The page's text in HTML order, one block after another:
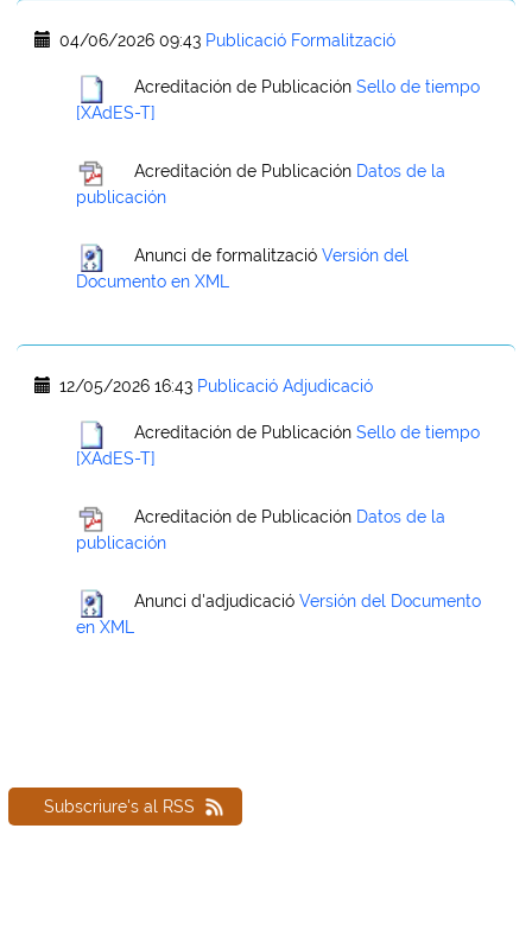
04/06/2026 09:43 Publicació Formalització
Acreditación de Publicación Sello de tiempo
[XAdES-T]
Acreditación de Publicación Datos de la
publicación
Anunci de formalització Versión del
Documento en XML
12/05/2026 16:43 Publicació Adjudicació
Acreditación de Publicación Sello de tiempo
[XAdES-T]
Acreditación de Publicación Datos de la
publicación
Anunci d'adjudicació Versión del Documento
en XML
Subscriure's al RSS